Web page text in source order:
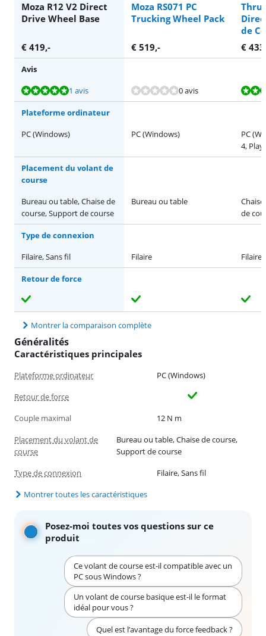
Moza R12 V2 Direct
Drive Wheel Base
Moza RS071 PC
Trucking Wheel Pack
de
€ 419,- € 519,- € 433
Avis
La note est de 10 sur 10, basée sur 1 avis.
1 avis 0 avis
La note est de 8,9 sur 10, basée sur 5 avis.
La note est de 9,4 sur 10, basée sur 17 avis.
La note est de 10 sur 10, basée sur 3 avis.
Plateforme ordinateur
PC (Windows)
PC (Windows)
PC
4,
Placement du volant de
course
Bureau ou table, Chaise de
course, Support de course
Bureau ou table
de
Type de connexion
Filaire, Sans fil
Filaire Filaire
Retour de force
Montrer la comparaison complète
Généralités
Caractéristiques principales
Plateforme ordinateur
PC (Windows)
Retour de force
Couple maximal
12 N m
Placement du volant de
course
Bureau ou table, Chaise de course,
Support de course
Type de connexion
Filaire, Sans fil
Montrer toutes les caractéristiques
Posez-moi toutes vos questions sur ce
produit
Ce volant de course est-il compatible avec un
PC sous Windows ?
Un volant de course basique est-il le format
idéal pour vous ?
Quel est l’avantage du force feedback ?